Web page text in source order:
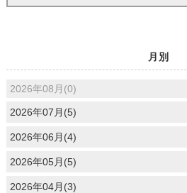
月別
2026年08月(0)
2026年07月(5)
2026年06月(4)
2026年05月(5)
2026年04月(3)